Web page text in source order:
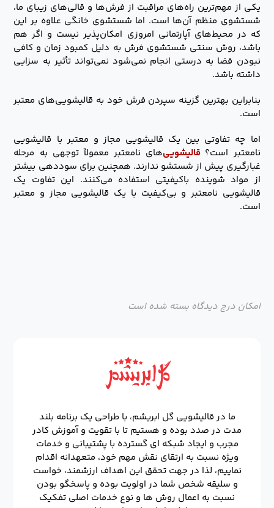
یکی از مهم‌ترین راه‌های مراقبت از فرش‌ها و قالی‌های زیبای ما،
شستشوی منظم آن‌ها است. اما شستشوی خانگی علاوه بر این
که در محیط‌های آپارتمانی امروزی امکان‌پذیر نیست و اگر هم
باشد، روش سنتی شستشوی فرش به دلیل کمبود زمان و کافی
نبودن فضا به درستی انجام نمی‌شود نمی‌تواند تأثیر به سزایی
داشته باشد.
بنابراین بهترین گزینه سپردن فرش خود به قالیشویی‌های معتبر
است.
اما چه تفاوتی بین یک قالیشویی مجاز و معتبر با قالیشویی
نامعتبر است؟ قالیشویی‌های نامعتبر معمولاً توجهی به مرحله
غبارگیری پیش از شستشو ندارند. همچنین برای سوددهی بیشتر
از مواد شوینده باکیفیتی استفاده می‌کنند. این تفاوت یک
قالیشویی نامعتبر و بی‌کیفیت با یک قالیشویی مجاز و معتبر
است.
امکان درج دیدگاه بسته شده است
ما در قالیشویی گل ابریشم، با طراحی یک برنامه بلند
مدت در صدد بوده و هستیم تا با تقویت و آموزش کادر
مجرب و ایجاد شبکه ای گسترده با پشتیبانی و خدمات
ویژه نسبت به ارتقای نقش مهم خود، متعهدانه اقدام
نماییم، لذا در جهت تحقق این اهداف ارزشمند، خواست
و سلیقه شخص شما در اولویت بوده و پاسخگو بودن
نسبت به اعمال روش ها و نوع خدمات اصلی تفکیک